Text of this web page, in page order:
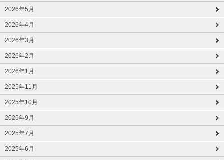
2026年5月
2026年4月
2026年3月
2026年2月
2026年1月
2025年11月
2025年10月
2025年9月
2025年7月
2025年6月